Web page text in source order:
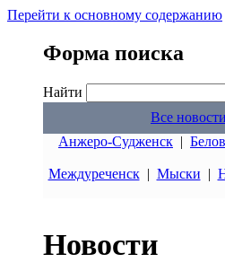
Перейти к основному содержанию
Форма поиска
Найти
Все новости
Анжеро-Судженск |
Междуреченск| Мыски |
Новости